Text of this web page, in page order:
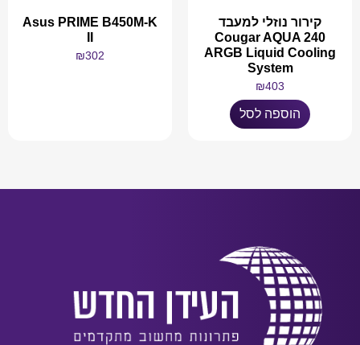
קירור נוזלי למעבד
Cougar AQUA 240
ARGB Liquid Cooling
System
₪403
הוספה לסל
Asus PRIME B450M-K
₪302